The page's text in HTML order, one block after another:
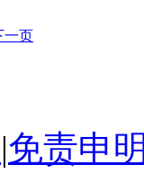
一页
|免责申明